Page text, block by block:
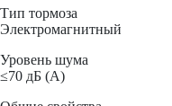
Тип тормоза
Электромагнитный
Уровень шума
≤70 дБ (А)